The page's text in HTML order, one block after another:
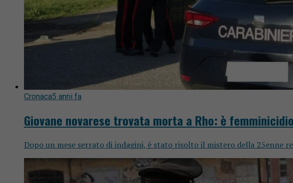
Cronaca5 anni fa
Giovane novarese trovata morta a Rho: è femminicidio
Dopo un mese serrato di indagini, è stato risolto il mistero della 25enne